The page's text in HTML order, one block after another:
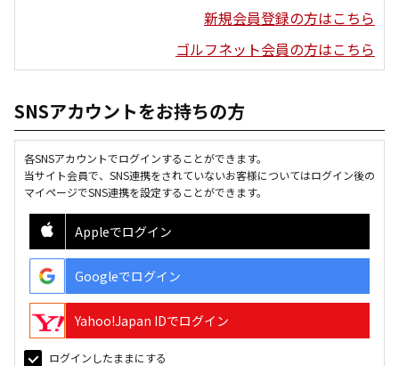
新規会員登録の方はこちら
ゴルフネット会員の方はこちら
SNSアカウントをお持ちの方
各SNSアカウントでログインすることができます。
当サイト会員で、SNS連携をされていないお客様についてはログイン後の
マイページでSNS連携を設定することができます。
Appleでログイン
Googleでログイン
Yahoo!Japan IDでログイン
ログインしたままにする